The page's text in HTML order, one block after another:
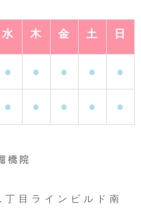
水 木 金 土 日
● ● ● ● ●
● ● ● ● ●
目ラインビルド南